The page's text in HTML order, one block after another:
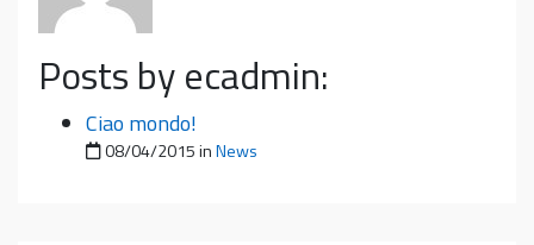
Posts by ecadmin:
Ciao mondo!
Pubblicato il
08/04/2015inNews